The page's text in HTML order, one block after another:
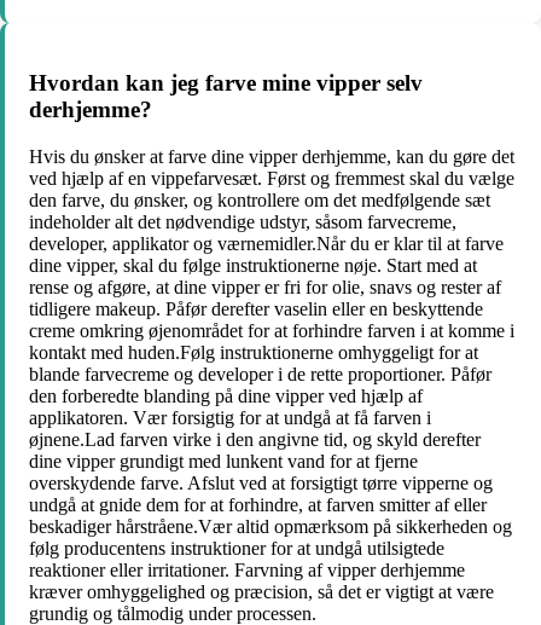
Hvordan kan jeg farve mine vipper selv
derhjemme?
Hvis du ønsker at farve dine vipper derhjemme, kan du gøre det
ved hjælp af en vippefarvesæt. Først og fremmest skal du vælge
den farve, du ønsker, og kontrollere om det medfølgende sæt
indeholder alt det nødvendige udstyr, såsom farvecreme,
developer, applikator og værnemidler.Når du er klar til at farve
dine vipper, skal du følge instruktionerne nøje. Start med at
rense og afgøre, at dine vipper er fri for olie, snavs og rester af
tidligere makeup. Påfør derefter vaselin eller en beskyttende
creme omkring øjenområdet for at forhindre farven i at komme i
kontakt med huden.Følg instruktionerne omhyggeligt for at
blande farvecreme og developer i de rette proportioner. Påfør
den forberedte blanding på dine vipper ved hjælp af
applikatoren. Vær forsigtig for at undgå at få farven i
øjnene.Lad farven virke i den angivne tid, og skyld derefter
dine vipper grundigt med lunkent vand for at fjerne
overskydende farve. Afslut ved at forsigtigt tørre vipperne og
undgå at gnide dem for at forhindre, at farven smitter af eller
beskadiger hårstråene.Vær altid opmærksom på sikkerheden og
følg producentens instruktioner for at undgå utilsigtede
reaktioner eller irritationer. Farvning af vipper derhjemme
kræver omhyggelighed og præcision, så det er vigtigt at være
grundig og tålmodig under processen.